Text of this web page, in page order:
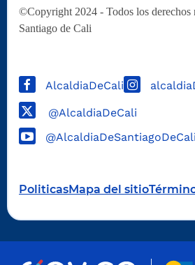
©Copyright 2024 - Todos los derechos
Santiago de Cali
AlcaldiaDeCali
@AlcaldiaDeCali
@AlcaldiaDeSantiagoDeCali
PoliticasMapa del sitio